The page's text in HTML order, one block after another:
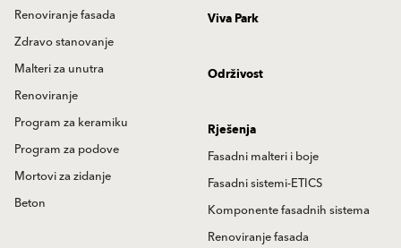
Renoviranje fasada
Zdravo stanovanje
Malteri za unutra
Renoviranje
Program za keramiku
Program za podove
Mortovi za zidanje
Beton
Viva Park
Održivost
Rješenja
Fasadni malteri i boje
Fasadni sistemi-ETICS
Komponente fasadnih sistema
Renoviranje fasada